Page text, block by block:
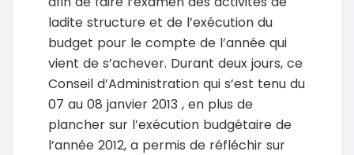
ladite structure et de l’exécution du
budget pour le compte de l’année qui
vient de s’achever. Durant deux jours, ce
Conseil d’Administration qui s’est tenu du
07 au 08 janvier 2013 , en plus de
plancher sur l’exécution budgétaire de
l’année 2012, a permis de réfléchir sur